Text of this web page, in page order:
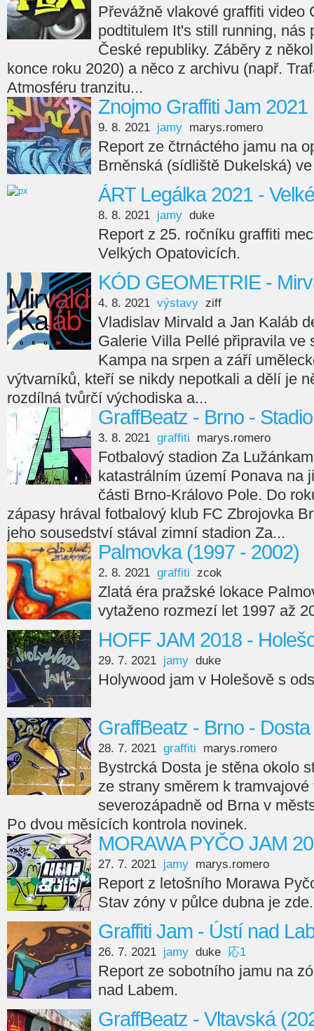
Převážně vlakové graffiti video
podtitulem It's still running, nás
České republiky. Záběry z
konce roku 2020) a něco z archivu (např.
Atmosféru tranzitu...
Znojmo Graffiti Jam 2021
9. 8. 2021 jamy marys.romero
Report ze čtrnáctého jamu na
Brněnská (sídliště Dukelská)
ÁRT Legálka 2021 -
8. 8. 2021 jamy duke
Report z 25. ročníku graffiti
Velkých Opatovicích.
KÓD GEOMETRIE -
4. 8. 2021 výstavy ziff
Vladislav Mirvald a Jan Kaláb
Galerie Villa Pellé připravila ve
Kampa na srpen a září
výtvarníků, kteří se nikdy nepotkali a dělí je
rozdílná tvůrčí východiska a...
GraffBeatz - Brno -
3. 8. 2021 graffiti marys.romero
Fotbalový stadion Za
katastrálním území Ponava na
části Brno-Královo Pole. Do
zápasy hrával fotbalový klub FC Zbrojovka
jeho sousedství stával zimní stadion Za...
Palmovka (1997 - 2002)
2. 8. 2021 graffiti zcok
Zlatá éra pražské lokace
vytaženo rozmezí let 1997 až
HOFF JAM 2018 -
29. 7. 2021 jamy duke
Holywood jam v Holešově s
GraffBeatz - Brno - Dosta
28. 7. 2021 graffiti marys.romero
Bystrcká Dosta je stěna okolo
ze strany směrem k
severozápadně od Brna v
Po dvou měsících kontrola novinek.
MORAWA PYČO JAM
27. 7. 2021 jamy marys.romero
Report z letošního Morawa
Stav zóny v půlce dubna je zde.
Graffiti Jam - Ústí nad
26. 7. 2021 jamy duke 応1
Report ze sobotního jamu na
nad Labem.
GraffBeatz - Vltavská